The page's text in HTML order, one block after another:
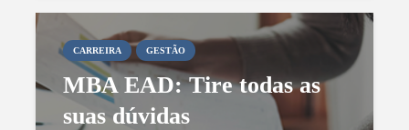
CARREIRA GESTÃO
MBA EAD: Tire todas as
suas dúvidas